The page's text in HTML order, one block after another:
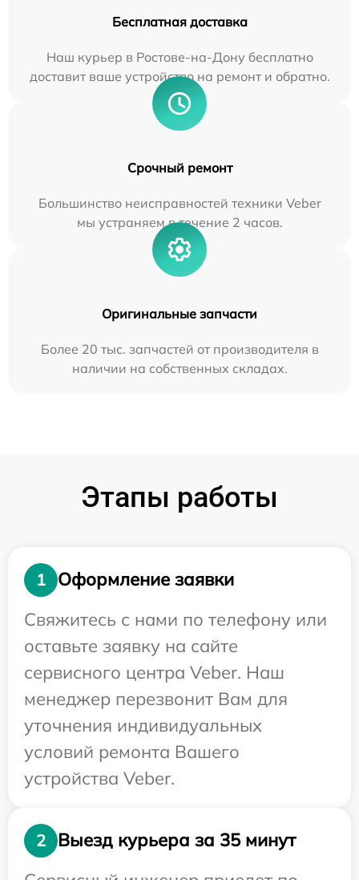
Бесплатная доставка
Наш курьер в Ростове-на-Дону бесплатно
доставит ваше устройство на ремонт и обратно.
Срочный ремонт
Большинство неисправностей техники Veber
мы устраняем в течение 2 часов.
Оригинальные запчасти
Более 20 тыс. запчастей от производителя в
наличии на собственных складах.
Этапы работы
1
Оформление заявки
Свяжитесь с нами по телефону или
оставьте заявку на сайте
сервисного центра Veber. Наш
менеджер перезвонит Вам для
уточнения индивидуальных
условий ремонта Вашего
устройства Veber.
2
Выезд курьера за 35 минут